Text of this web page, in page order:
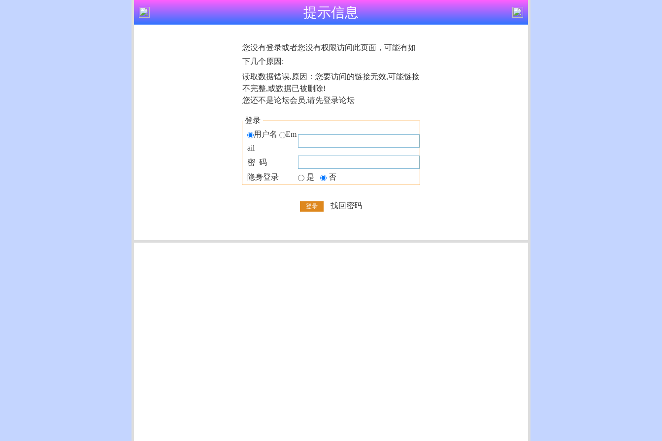
提示信息
您没有登录或者您没有权限访问此页面，可能有如
下几个原因:
读取数据错误,原因：您要访问的链接无效,可能链接
不完整,或数据已被删除!
您还不是论坛会员,请先登录论坛
登录
用户名
Em
ail
密 码
隐身登录
是 否
找回密码